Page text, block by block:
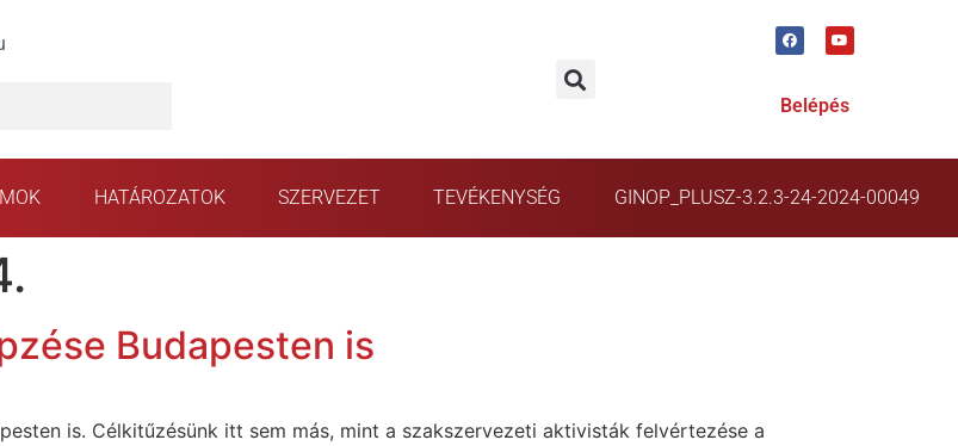
Belépés
HATÁROZATOK SZERVEZET TEVÉKENYSÉG GINOP_PLUSZ-3.2.3-24-2024-00049
Budapesten is
is. Célkitűzésünk itt sem más, mint a szakszervezeti aktivisták felvértezése a